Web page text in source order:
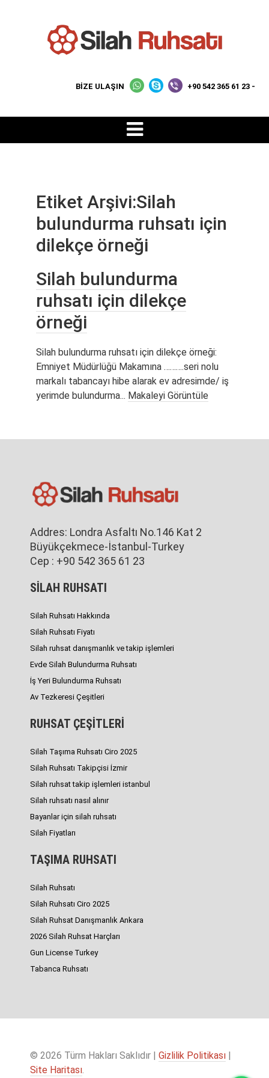
BİZE ULAŞIN +90 542 365 61 23 -
Etiket Arşivi:Silah
bulundurma ruhsatı için
dilekçe örneği
Silah bulundurma
ruhsatı için dilekçe
örneği
Silah bulundurma ruhsatı için dilekçe örneği:
Emniyet Müdürlüğü Makamına ……….seri nolu
markalı tabancayı hibe alarak ev adresimde/ iş
yerimde bulundurma... Makaleyi Görüntüle
Addres: Londra Asfaltı No.146 Kat 2
Büyükçekmece-İstanbul-Turkey
Cep : +90 542 365 61 23
SİLAH RUHSATI
Silah Ruhsatı Hakkında
Silah Ruhsatı Fiyatı
Silah ruhsat danışmanlık ve takip işlemleri
Evde Silah Bulundurma Ruhsatı
İş Yeri Bulundurma Ruhsatı
Av Tezkeresi Çeşitleri
RUHSAT ÇEŞİTLERİ
Silah Taşıma Ruhsatı Ciro 2025
Silah Ruhsatı Takipçisi İzmir
Silah ruhsat takip işlemleri istanbul
Silah ruhsatı nasıl alınır
Bayanlar için silah ruhsatı
Silah Fiyatları
TAŞIMA RUHSATI
Silah Ruhsatı
Silah Ruhsatı Ciro 2025
Silah Ruhsat Danışmanlık Ankara
2026 Silah Ruhsat Harçları
Gun License Turkey
Tabanca Ruhsatı
© 2026 Türm Hakları Saklıdır | Gizlilik Politikası
Site Haritası.